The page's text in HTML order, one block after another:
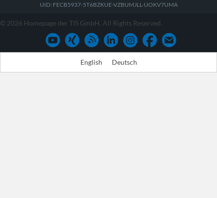
UID: FECB5937-5T6BZKUE-VZBUMJLL-UOKV7UMA
© 2026 Homepage der TIS GmbH. All Rights Reserved.
English Deutsch